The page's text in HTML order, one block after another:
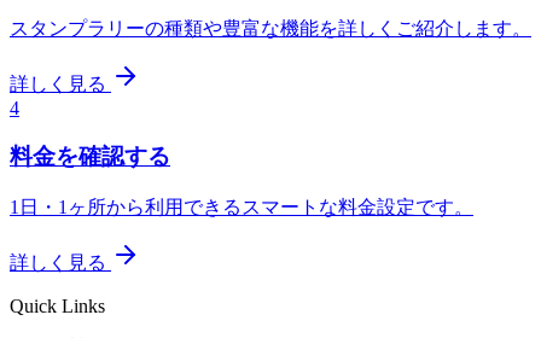
スタンプラリーの種類や豊富な機能を詳しくご紹介します。
詳しく見る
4
料金を確認する
1日・1ヶ所から利用できるスマートな料金設定です。
詳しく見る
Quick Links